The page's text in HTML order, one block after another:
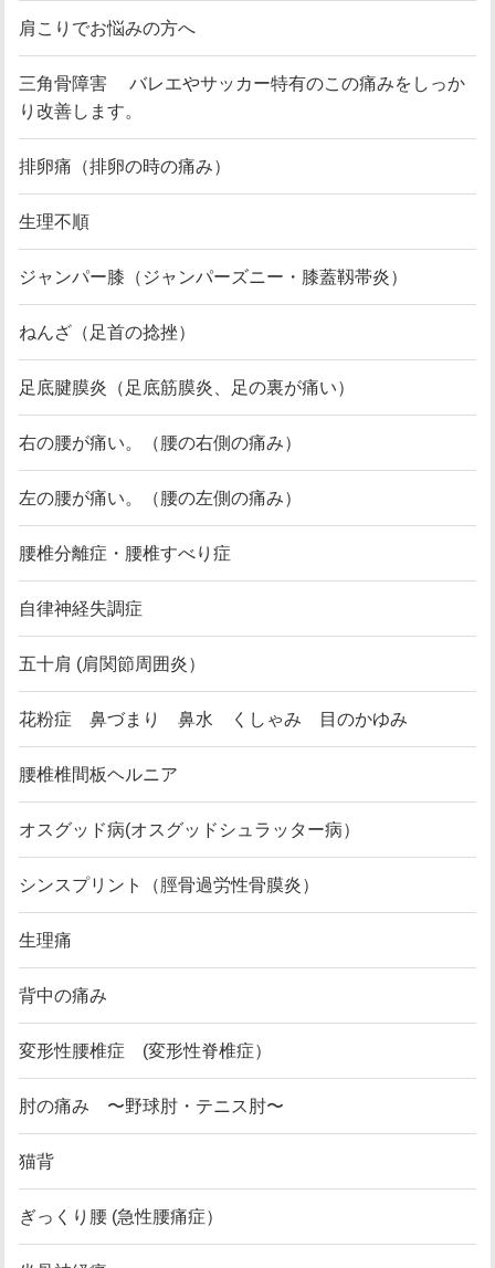
肩こりでお悩みの方へ
三角骨障害 バレエやサッカー特有のこの痛みをしっか
り改善します。
排卵痛（排卵の時の痛み）
生理不順
ジャンパー膝（ジャンパーズニー・膝蓋靱帯炎）
ねんざ（足首の捻挫）
足底腱膜炎（足底筋膜炎、足の裏が痛い）
右の腰が痛い。（腰の右側の痛み）
左の腰が痛い。（腰の左側の痛み）
腰椎分離症・腰椎すべり症
自律神経失調症
五十肩 (肩関節周囲炎）
花粉症 鼻づまり 鼻水 くしゃみ 目のかゆみ
腰椎椎間板ヘルニア
オスグッド病(オスグッドシュラッター病）
シンスプリント（脛骨過労性骨膜炎）
生理痛
背中の痛み
変形性腰椎症 (変形性脊椎症）
肘の痛み 〜野球肘・テニス肘〜
猫背
ぎっくり腰 (急性腰痛症）